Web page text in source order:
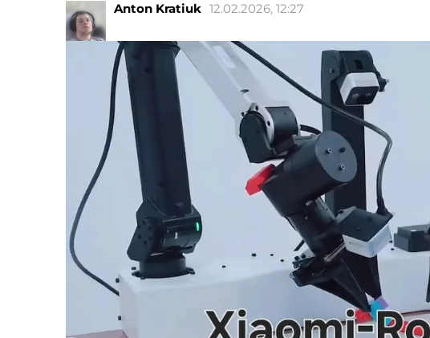
Anton Kratiuk 12.02.2026, 12:27